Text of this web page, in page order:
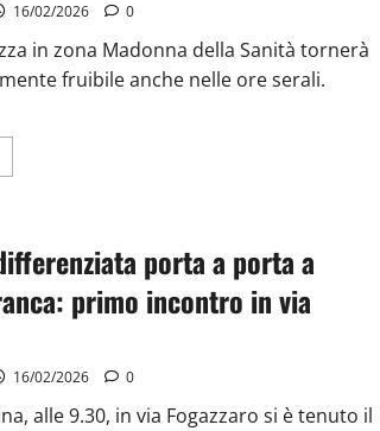
16/02/2026 0
in zona Madonna della Sanità tornerà
fruibile anche nelle ore serali.
porta a porta a
primo incontro in via
16/02/2026 0
alle 9.30, in via Fogazzaro si è tenuto il